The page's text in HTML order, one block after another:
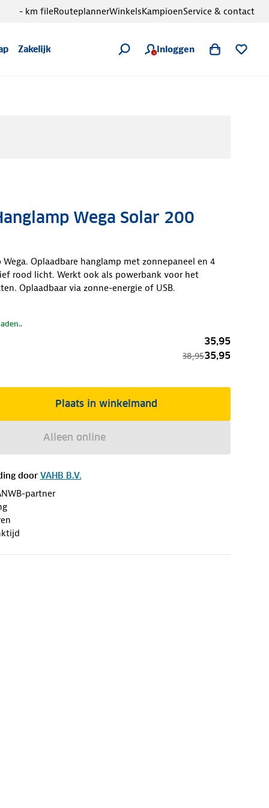
Zakelijk Inloggen
- km fileRouteplannerWinkelsKampioenService & contact
Wega Solar 200
Wega. Oplaadbare hanglamp met zonnepaneel en 4
rood licht. Werkt ook als powerbank voor het
Oplaadbaar via zonne-energie of USB.
35,95
38,9535,95
Plaats in winkelmand
Alleen online
door VAHB B.V.
partner